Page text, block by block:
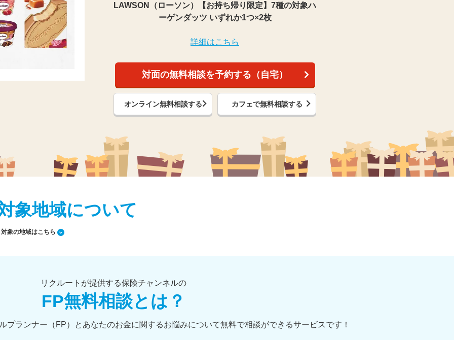
LAWSON（ローソン）【お持ち帰り限定】 7種の対象ハ
ーゲンダッツ いずれか1つ×2枚
詳細はこちら
対面の無料相談を予約する（自宅）
オンライン無料相談する カフェで無料相談する
象地域について
対象の地域はこちら
リクルートが提供する保険チャンネルの
FP無料相談とは？
プランナー（FP）とあなたのお金に関するお悩みについて無料で相談ができるサービスです！